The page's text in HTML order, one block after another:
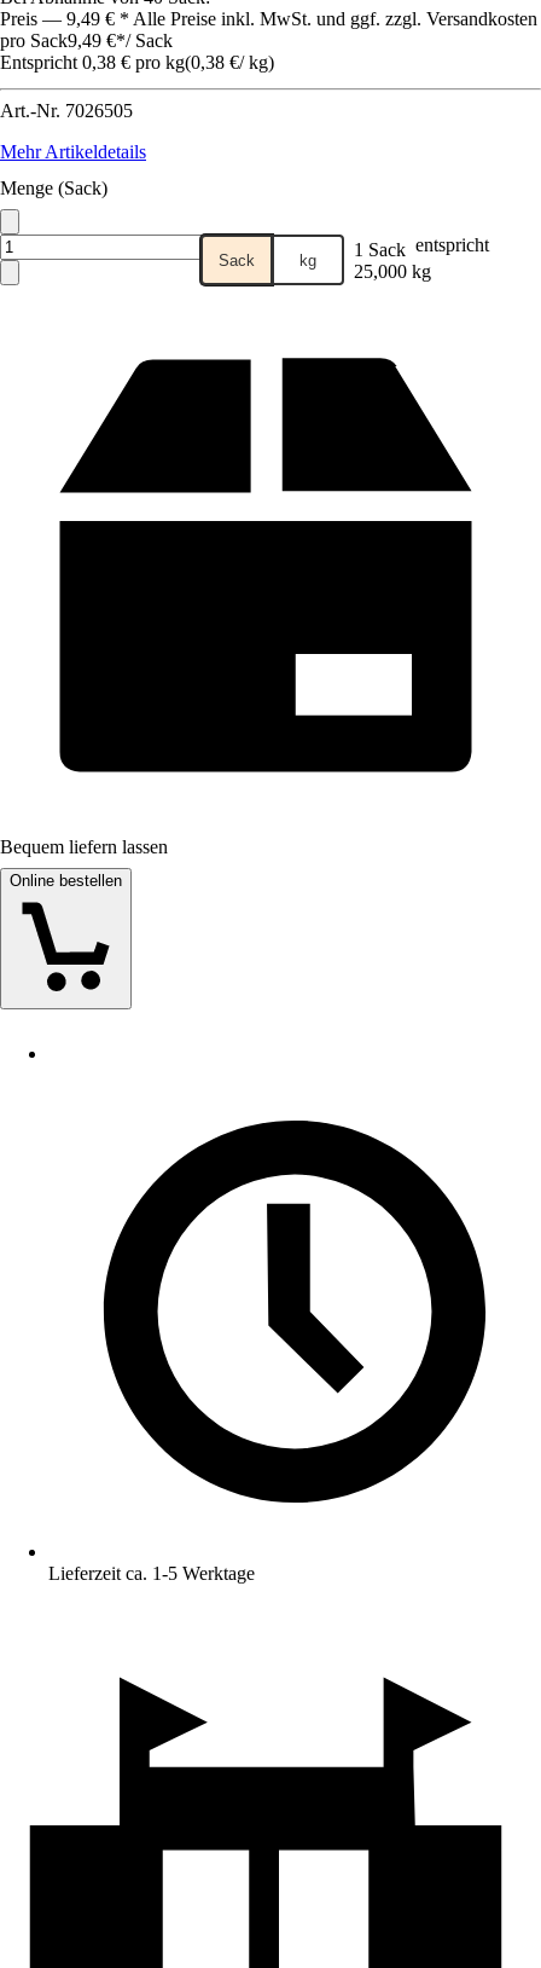
Preis — 9,49 € * Alle Preise inkl. MwSt. und ggf. zzgl. Versandkosten
pro Sack9,49 €*/ Sack
Entspricht 0,38 € pro kg(0,38 €/ kg)
Art.-Nr. 7026505
Mehr Artikeldetails
Menge (Sack)
Sack kg 1 Sack entspricht
25,000 kg
Bequem liefern lassen
Online bestellen
Lieferzeit ca. 1-5 Werktage